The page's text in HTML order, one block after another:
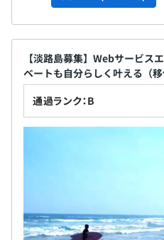
【淡路島募集】Webサービス
ベートも自分らしく叶える（移
通過ランク：B